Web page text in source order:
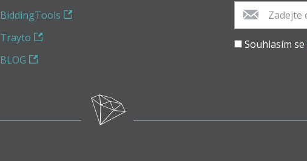
BiddingTools
Trayto
BLOG
Souhlasím se